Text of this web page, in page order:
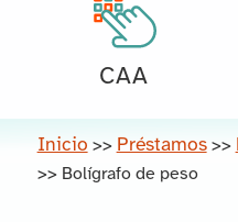
CAA
Inicio >> Préstamos >>
>> Bolígrafo de peso